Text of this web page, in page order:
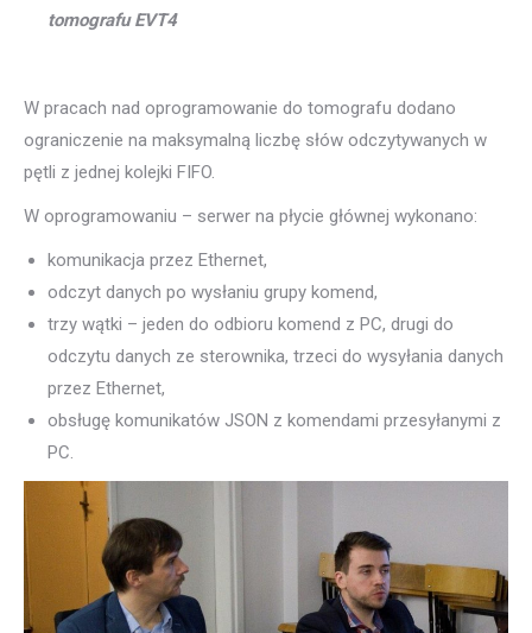
tomografu EVT4
W pracach nad oprogramowanie do tomografu dodano
ograniczenie na maksymalną liczbę słów odczytywanych w
pętli z jednej kolejki FIFO.
W oprogramowaniu – serwer na płycie głównej wykonano:
komunikacja przez Ethernet,
odczyt danych po wysłaniu grupy komend,
trzy wątki – jeden do odbioru komend z PC, drugi do
odczytu danych ze sterownika, trzeci do wysyłania danych
przez Ethernet,
obsługę komunikatów JSON z komendami przesyłanymi z
PC.